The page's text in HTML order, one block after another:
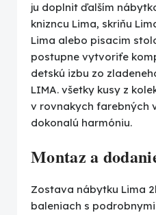
ju doplnit ďalším
knizncu Lima, skriňu
Lima alebo pisacim
postupne vytvoriťe
detskú izbu zo
LIMA. všetky kusy z
v rovnakych farebných
dokonalú harmóniu.
Montaz a
Zostava nábytku Lima
baleniach s